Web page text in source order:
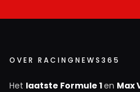
OVER RACINGNEWS365
Het laatste Formule 1en Max